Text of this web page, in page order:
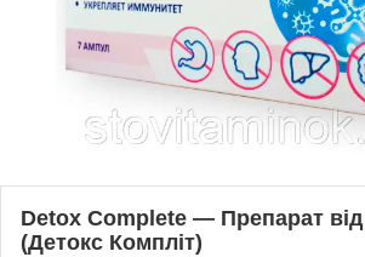
Detox Complete — Препарат від
(Детокс Компліт)